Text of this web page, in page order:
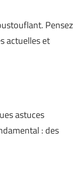
Pensez
actuelles et
astuces
: des